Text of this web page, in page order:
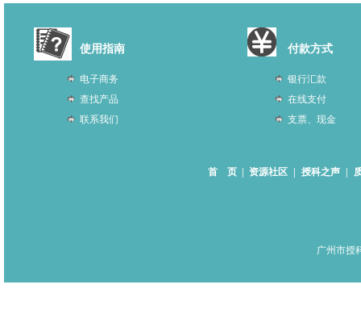
使用指南
电子商务
查找产品
联系我们
付款方式
银行汇款
在线支付
支票、现金
首 页 资源社区 授科之声
广州市授